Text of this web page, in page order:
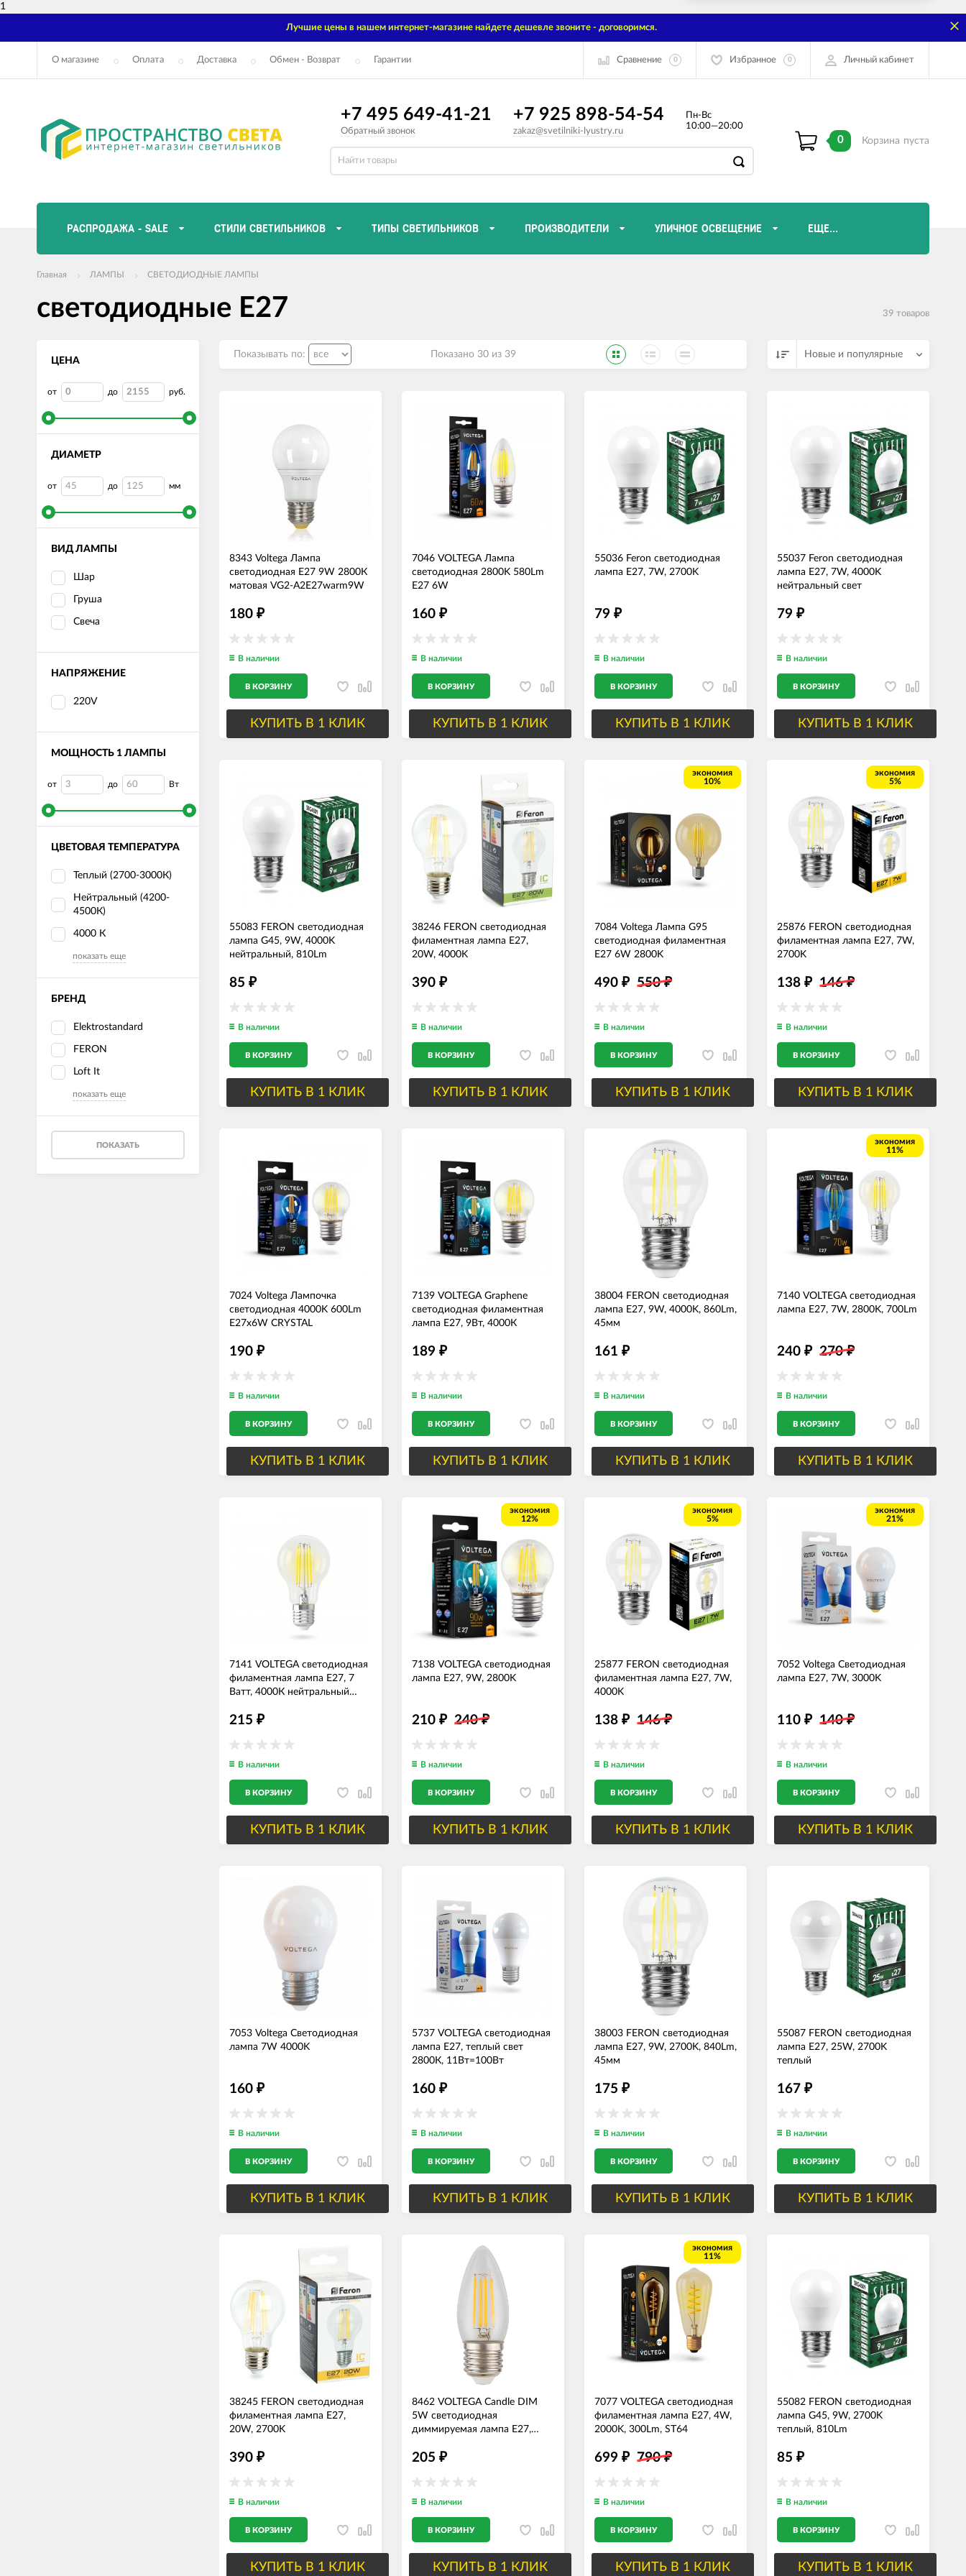
1
Лучшие цены в нашем интернет-магазине найдете дешевле звоните - договоримся.
О магазине Оплата Доставка Обмен - Возврат Гарантии Сравнение 0 Избранное 0 Личный кабинет
+7 495 649-41-21
Обратный звонок
+7 925 898-54-54
zakaz@svetilniki-lyustry.ru
Пн-Вс
10:00—20:00
0 Корзина пуста
РАСПРОДАЖА - SALE СТИЛИ СВЕТИЛЬНИКОВ ТИПЫ СВЕТИЛЬНИКОВ ПРОИЗВОДИТЕЛИ УЛИЧНОЕ ОСВЕЩЕНИЕ ЕЩЕ...
Главная ЛАМПЫ СВЕТОДИОДНЫЕ ЛАМПЫ
cветодиодные E27 39 товаров
ЦЕНА
от до руб.
ДИАМЕТР
от до мм
ВИД ЛАМПЫ
Шар
Груша
Свеча
НАПРЯЖЕНИЕ
220V
МОЩНОСТЬ 1 ЛАМПЫ
от до Вт
ЦВЕТОВАЯ ТЕМПЕРАТУРА
Теплый (2700-3000К)
Нейтральный (4200-
4500К)
4000 К
показать еще
БРЕНД
Elektrostandard
FERON
Loft It
показать еще
ПОКАЗАТЬ
Показывать по: Показано 30 из 39 Новые и популярные
8343 Voltega Лампа
светодиодная E27 9W 2800К
матовая VG2-A2E27warm9W
180 ₽
В наличии
В КОРЗИНУ
КУПИТЬ В 1 КЛИК
7046 VOLTEGA Лампа
светодиодная 2800K 580Lm
E27 6W
160 ₽
В наличии
В КОРЗИНУ
КУПИТЬ В 1 КЛИК
55036 Feron светодиодная
лампа Е27, 7W, 2700K
79 ₽
В наличии
В КОРЗИНУ
КУПИТЬ В 1 КЛИК
55037 Feron светодиодная
лампа Е27, 7W, 4000K
нейтральный свет
79 ₽
В наличии
В КОРЗИНУ
КУПИТЬ В 1 КЛИК
55083 FERON светодиодная
лампа G45, 9W, 4000K
нейтральный, 810Lm
85 ₽
В наличии
В КОРЗИНУ
КУПИТЬ В 1 КЛИК
38246 FERON светодиодная
филаментная лампа E27,
20W, 4000K
390 ₽
В наличии
В КОРЗИНУ
КУПИТЬ В 1 КЛИК
экономия
10%
7084 Voltega Лампа G95
светодиодная филаментная
E27 6W 2800K
490 ₽ 550₽
В наличии
В КОРЗИНУ
КУПИТЬ В 1 КЛИК
экономия
5%
25876 FERON светодиодная
филаментная лампа E27, 7W,
2700K
138 ₽ 146₽
В наличии
В КОРЗИНУ
КУПИТЬ В 1 КЛИК
7024 Voltega Лампочка
светодиодная 4000K 600Lm
E27x6W CRYSTAL
190 ₽
В наличии
В КОРЗИНУ
КУПИТЬ В 1 КЛИК
7139 VOLTEGA Graphene
светодиодная филаментная
лампа Е27, 9Вт, 4000К
189 ₽
В наличии
В КОРЗИНУ
КУПИТЬ В 1 КЛИК
38004 FERON светодиодная
лампа E27, 9W, 4000K, 860Lm,
45мм
161 ₽
В наличии
В КОРЗИНУ
КУПИТЬ В 1 КЛИК
экономия
11%
7140 VOLTEGA светодиодная
лампа E27, 7W, 2800K, 700Lm
240 ₽ 270₽
В наличии
В КОРЗИНУ
КУПИТЬ В 1 КЛИК
7141 VOLTEGA светодиодная
филаментная лампа Е27, 7
Ватт, 4000К нейтральный
215 ₽
В наличии
В КОРЗИНУ
КУПИТЬ В 1 КЛИК
экономия
12%
7138 VOLTEGA светодиодная
лампа E27, 9W, 2800K
210 ₽ 240₽
В наличии
В КОРЗИНУ
КУПИТЬ В 1 КЛИК
экономия
5%
25877 FERON светодиодная
филаментная лампа E27, 7W,
4000K
138 ₽ 146₽
В наличии
В КОРЗИНУ
КУПИТЬ В 1 КЛИК
экономия
21%
7052 Voltega Светодиодная
лампа E27, 7W, 3000K
110 ₽ 140₽
В наличии
В КОРЗИНУ
КУПИТЬ В 1 КЛИК
7053 Voltega Светодиодная
лампа 7W 4000K
160 ₽
В наличии
В КОРЗИНУ
КУПИТЬ В 1 КЛИК
5737 VOLTEGA светодиодная
лампа Е27, теплый свет
2800К, 11Вт=100Вт
160 ₽
В наличии
В КОРЗИНУ
КУПИТЬ В 1 КЛИК
38003 FERON светодиодная
лампа E27, 9W, 2700K, 840Lm,
45мм
175 ₽
В наличии
В КОРЗИНУ
КУПИТЬ В 1 КЛИК
55087 FERON светодиодная
лампа E27, 25W, 2700K
теплый
167 ₽
В наличии
В КОРЗИНУ
КУПИТЬ В 1 КЛИК
38245 FERON светодиодная
филаментная лампа E27,
20W, 2700K
390 ₽
В наличии
В КОРЗИНУ
КУПИТЬ В 1 КЛИК
8462 VOLTEGA Candle DIM
5W светодиодная
диммируемая лампа Е27,
205 ₽
В наличии
В КОРЗИНУ
КУПИТЬ В 1 КЛИК
экономия
11%
7077 VOLTEGA светодиодная
филаментная лампа E27, 4W,
2000K, 300Lm, ST64
699 ₽ 790₽
В наличии
В КОРЗИНУ
КУПИТЬ В 1 КЛИК
55082 FERON светодиодная
лампа G45, 9W, 2700K
теплый, 810Lm
85 ₽
В наличии
В КОРЗИНУ
КУПИТЬ В 1 КЛИК